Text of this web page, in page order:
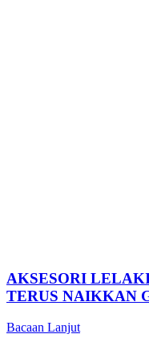
AKSESORI
TERUS NAIKKAN
Bacaan Lanjut